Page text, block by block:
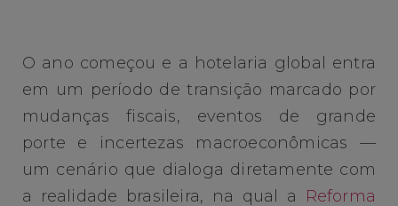
O ano começou e a hotelaria global entra
em um período de transição marcado por
mudanças fiscais, eventos de grande
porte e incertezas macroeconômicas —
um cenário que dialoga diretamente com
a realidade brasileira, na qual a
Reforma